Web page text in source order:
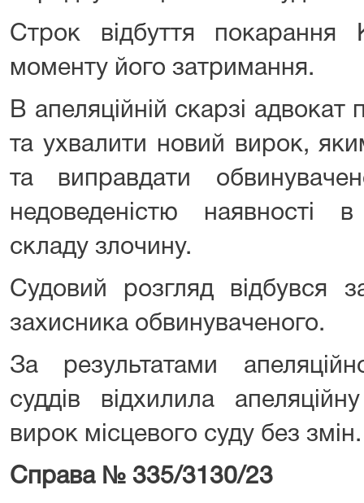
Строк відбуття
моменту його затримання.
В апеляційній скарзі
та ухвалити новий вирок,
та виправдати
недоведеністю наявності
складу злочину.
Судовий розгляд відбувся
захисника обвинуваченого.
За результатами
суддів відхилила
вирок місцевого суду без змін.
Справа № 335/3130/23